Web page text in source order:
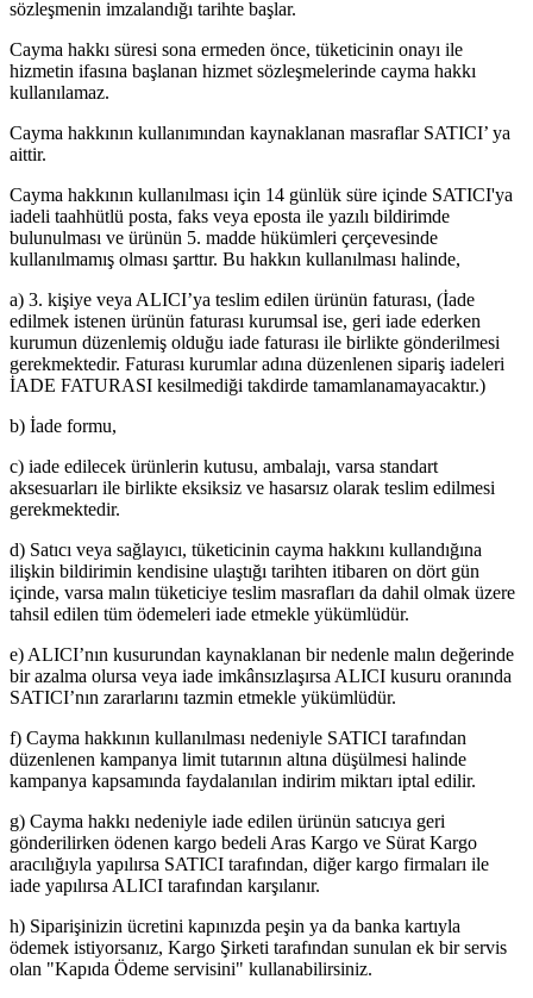
sözleşmenin imzalandığı tarihte başlar.
Cayma hakkı süresi sona ermeden önce, tüketicinin onayı ile
hizmetin ifasına başlanan hizmet sözleşmelerinde cayma hakkı
kullanılamaz.
Cayma hakkının kullanımından kaynaklanan masraflar SATICI’ ya
aittir.
Cayma hakkının kullanılması için 14 günlük süre içinde SATICI'ya
iadeli taahhütlü posta, faks veya eposta ile yazılı bildirimde
bulunulması ve ürünün 5. madde hükümleri çerçevesinde
kullanılmamış olması şarttır. Bu hakkın kullanılması halinde,
a) 3. kişiye veya ALICI’ya teslim edilen ürünün faturası, (İade
edilmek istenen ürünün faturası kurumsal ise, geri iade ederken
kurumun düzenlemiş olduğu iade faturası ile birlikte gönderilmesi
gerekmektedir. Faturası kurumlar adına düzenlenen sipariş iadeleri
İADE FATURASI kesilmediği takdirde tamamlanamayacaktır.)
b) İade formu,
c) iade edilecek ürünlerin kutusu, ambalajı, varsa standart
aksesuarları ile birlikte eksiksiz ve hasarsız olarak teslim edilmesi
gerekmektedir.
d) Satıcı veya sağlayıcı, tüketicinin cayma hakkını kullandığına
ilişkin bildirimin kendisine ulaştığı tarihten itibaren on dört gün
içinde, varsa malın tüketiciye teslim masrafları da dahil olmak üzere
tahsil edilen tüm ödemeleri iade etmekle yükümlüdür.
e) ALICI’nın kusurundan kaynaklanan bir nedenle malın değerinde
bir azalma olursa veya iade imkânsızlaşırsa ALICI kusuru oranında
SATICI’nın zararlarını tazmin etmekle yükümlüdür.
f) Cayma hakkının kullanılması nedeniyle SATICI tarafından
düzenlenen kampanya limit tutarının altına düşülmesi halinde
kampanya kapsamında faydalanılan indirim miktarı iptal edilir.
g) Cayma hakkı nedeniyle iade edilen ürünün satıcıya geri
gönderilirken ödenen kargo bedeli Aras Kargo ve Sürat Kargo
aracılığıyla yapılırsa SATICI tarafından, diğer kargo firmaları ile
iade yapılırsa ALICI tarafından karşılanır.
h) Siparişinizin ücretini kapınızda peşin ya da banka kartıyla
ödemek istiyorsanız, Kargo Şirketi tarafından sunulan ek bir servis
olan "Kapıda Ödeme servisini" kullanabilirsiniz.